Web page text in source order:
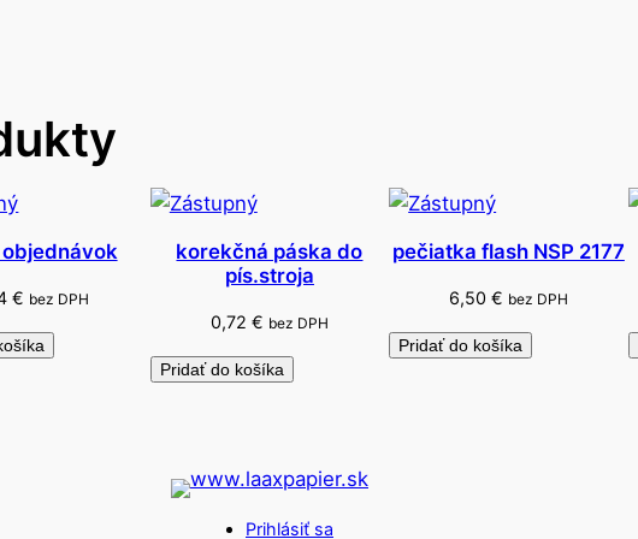
€ bez DPH
korekčná páska do
pís.stroja
0,72 € bez DPH
Pridať do košíka
pečiatka flash NSP 2177
6,50 € bez DPH
Pridať do košíka
Prihlásiť sa